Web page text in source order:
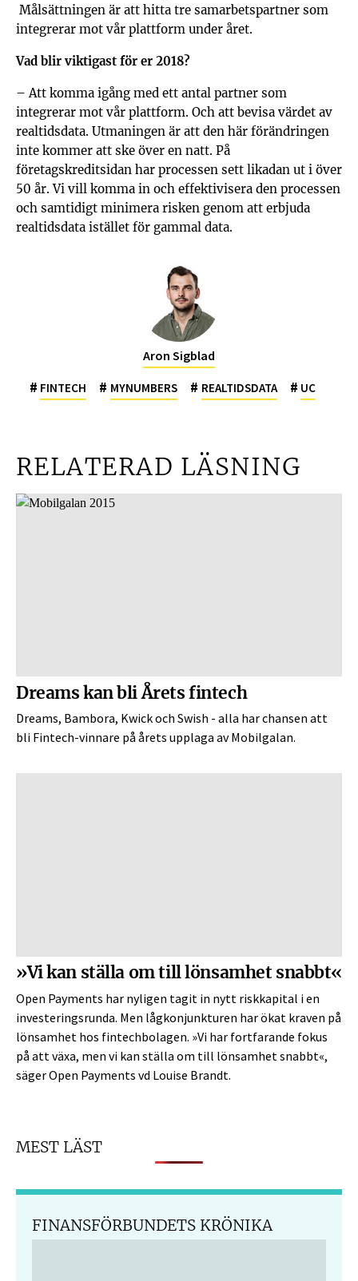
Målsättningen är att hitta tre samarbetspartner som
integrerar mot vår plattform under året.
Vad blir viktigast för er 2018?
– Att komma igång med ett antal partner som
integrerar mot vår plattform. Och att bevisa värdet av
realtidsdata. Utmaningen är att den här förändringen
inte kommer att ske över en natt. På
företagskreditsidan har processen sett likadan ut i över
50 år. Vi vill komma in och effektivisera den processen
och samtidigt minimera risken genom att erbjuda
realtidsdata istället för gammal data.
Aron Sigblad
# FINTECH # MYNUMBERS # REALTIDSDATA # UC
RELATERAD LÄSNING
Dreams kan bli Årets fintech
Dreams, Bambora, Kwick och Swish - alla har chansen att
bli Fintech-vinnare på årets upplaga av Mobilgalan.
»Vi kan ställa om till lönsamhet snabbt«
Open Payments har nyligen tagit in nytt riskkapital i en
investeringsrunda. Men lågkonjunkturen har ökat kraven på
lönsamhet hos fintechbolagen. »Vi har fortfarande fokus
på att växa, men vi kan ställa om till lönsamhet snabbt«,
säger Open Payments vd Louise Brandt.
MEST LÄST
FINANSFÖRBUNDETS KRÖNIKA